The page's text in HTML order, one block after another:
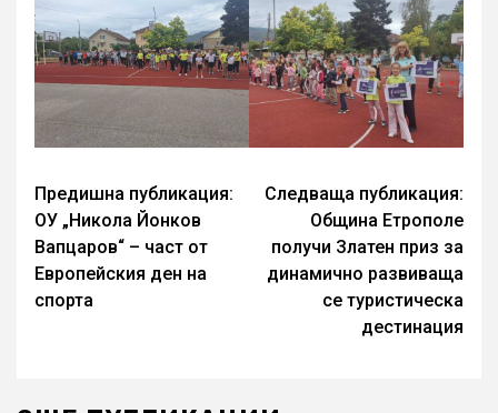
Continue
Reading
Предишна публикация:
ОУ „Никола Йонков
Вапцаров“ – част от
Европейския ден на
спорта
Следваща публикация:
Община Етрополе
получи Златен приз за
динамично развиваща
се туристическа
дестинация